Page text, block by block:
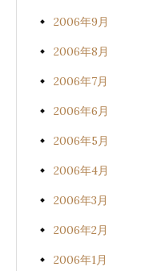
2006年9月
2006年8月
2006年7月
2006年6月
2006年5月
2006年4月
2006年3月
2006年2月
2006年1月